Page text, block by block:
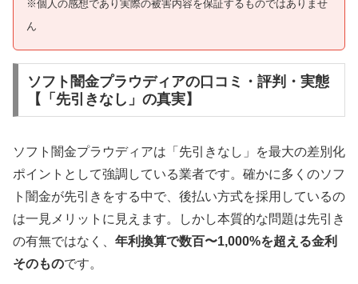
※個人の感想であり実際の被害内容を保証するものではありませ
ん
ソフト闇金プラウディアの口コミ・評判・実態
【「先引きなし」の真実】
ソフト闇金プラウディアは「先引きなし」を最大の差別化
ポイントとして強調している業者です。確かに多くのソフ
ト闇金が先引きをする中で、後払い方式を採用しているの
は一見メリットに見えます。しかし本質的な問題は先引き
の有無ではなく、 年利換算で数百〜1,000%を超える金利
そのものです。